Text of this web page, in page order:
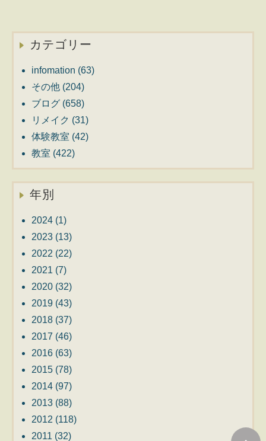
カテゴリー
infomation (63)
その他 (204)
ブログ (658)
リメイク (31)
体験教室 (42)
教室 (422)
年別
2024 (1)
2023 (13)
2022 (22)
2021 (7)
2020 (32)
2019 (43)
2018 (37)
2017 (46)
2016 (63)
2015 (78)
2014 (97)
2013 (88)
2012 (118)
2011 (32)